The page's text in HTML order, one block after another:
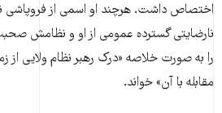
اختصاص داشت. هرچند او اسمی از فروپاشی
نارضایتی گسترده عمومی از او و نظامش
را به صورت خلاصه «درک رهبر نظام ولایی از
مقابله با آن» خواند.